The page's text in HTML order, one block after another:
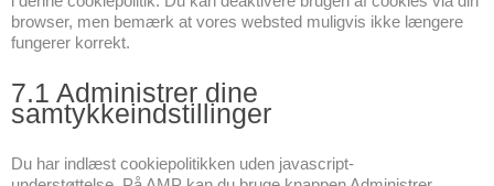
browser, men bemærk at vores websted muligvis ikke længere
fungerer korrekt.
7.1 Administrer dine
samtykkeindstillinger
Du har indlæst cookiepolitikken uden javascript-